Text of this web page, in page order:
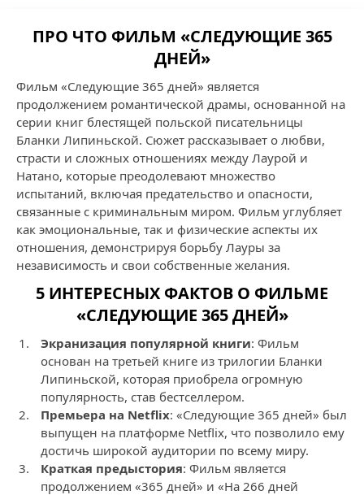
ПРО ЧТО ФИЛЬМ «СЛЕДУЮЩИЕ 365
ДНЕЙ»
Фильм «Следующие 365 дней» является
продолжением романтической драмы, основанной на
серии книг блестящей польской писательницы
Бланки Липиньской. Сюжет рассказывает о любви,
страсти и сложных отношениях между Лаурой и
Натано, которые преодолевают множество
испытаний, включая предательство и опасности,
связанные с криминальным миром. Фильм углубляет
как эмоциональные, так и физические аспекты их
отношения, демонстрируя борьбу Лауры за
независимость и свои собственные желания.
5 ИНТЕРЕСНЫХ ФАКТОВ О ФИЛЬМЕ
«СЛЕДУЮЩИЕ 365 ДНЕЙ»
Экранизация популярной книги: Фильм
основан на третьей книге из трилогии Бланки
Липиньской, которая приобрела огромную
популярность, став бестселлером.
Премьера на Netflix: «Следующие 365 дней» был
выпущен на платформе Netflix, что позволило ему
достичь широкой аудитории по всему миру.
Краткая предыстория: Фильм является
продолжением «365 дней» и «На 266 дней